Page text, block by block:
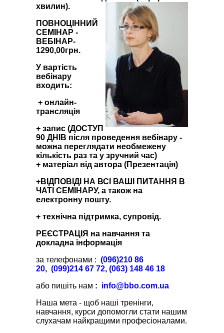
хвилин).
ПОВНОЦІННИЙ
CЕМІНАР -
ВЕБІНАР-
1290,00грн.
У вартість
вебінару
входить:
+ онлайн-
трансляція
+ запис (ДОСТУП
90 ДНІВ після проведення вебінару -
можна переглядати необмежену
кількість раз та у зручний час)
+ матеріал від автора (Презентація)
+ВІДПОВІДІ НА ВСІ ВАШІ ПИТАННЯ В
ЧАТІ СЕМІНАРУ, а також на
електронну пошту.
+ технічна підтримка, супровід.
РЕЄСТРАЦІЯ на навчання та
докладна інформація
за телефонами : (096)210 86
20, (099)214 67 72, (063) 148 46 18
або пишіть нам : info@bbo.com.ua
Наша мета - щоб наші тренінги,
навчання, курси допомогли стати нашим
слухачам найкращими професіоналами.